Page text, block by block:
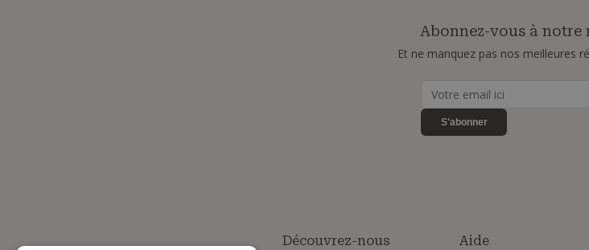
Abonnez-vous à notre
Et ne manquez pas nos meilleures
S'abonner
Découvrez-nous
Aide